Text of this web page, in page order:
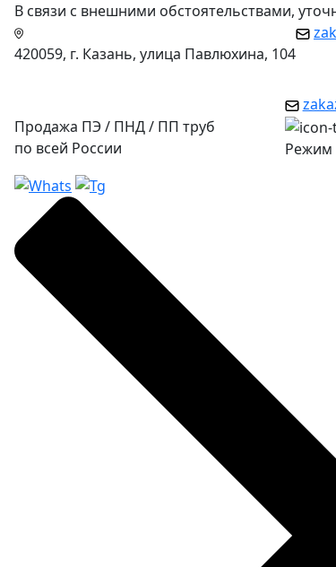
В связи с внешними обстоятельствами,
420059, г. Казань, улица Павлюхина, 104
Продажа ПЭ / ПНД / ПП труб
по всей России
Режим